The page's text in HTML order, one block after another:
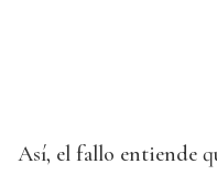
Así, el fallo entiende